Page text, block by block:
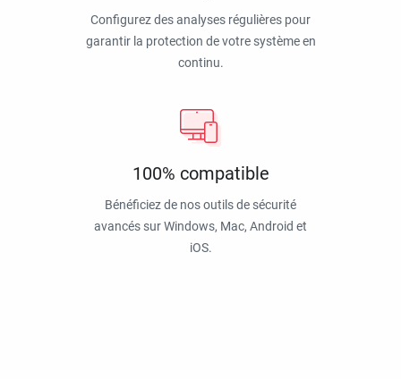
Configurez des analyses régulières pour
garantir la protection de votre système en
continu.
100% compatible
Bénéficiez de nos outils de sécurité
avancés sur Windows, Mac, Android et
iOS.